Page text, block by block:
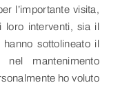
l’importante visita,
loro interventi, sia il
sottolineato il
nel mantenimento
ho voluto